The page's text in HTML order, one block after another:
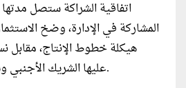
المشاركة في الإدارة، وضخ
هيكلة خطوط الإنتاج، مقابل
عليها الشريك الأجنبي وشركة الحديد والصلب.